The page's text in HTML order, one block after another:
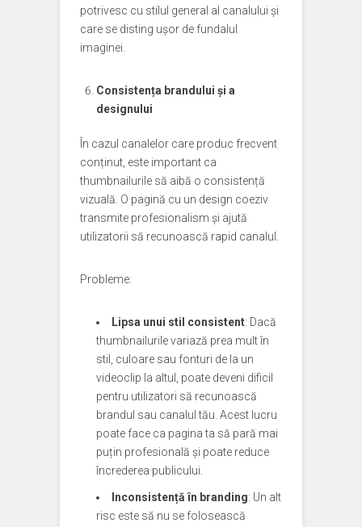
potrivesc cu stilul general al canalului și
care se disting ușor de fundalul
imaginei.
Consistența brandului și a
designului
În cazul canalelor care produc frecvent
conținut, este important ca
thumbnailurile să aibă o consistență
vizuală. O pagină cu un design coeziv
transmite profesionalism și ajută
utilizatorii să recunoască rapid canalul.
Probleme:
Lipsa unui stil consistent: Dacă
thumbnailurile variază prea mult în
stil, culoare sau fonturi de la un
videoclip la altul, poate deveni dificil
pentru utilizatori să recunoască
brandul sau canalul tău. Acest lucru
poate face ca pagina ta să pară mai
puțin profesională și poate reduce
încrederea publicului.
Inconsistență în branding: Un alt
risc este să nu se folosească